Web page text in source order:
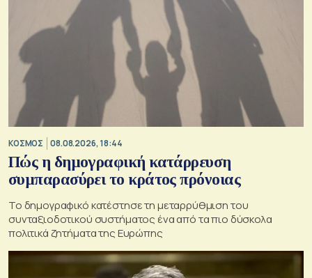
ΚΟΣΜΟΣ 08.08.2026, 18:44
Πώς η δημογραφική κατάρρευση
συμπαρασύρει το κράτος πρόνοιας
Το δημογραφικό κατέστησε τη μεταρρύθμιση του
συνταξιοδοτικού συστήματος ένα από τα πιο δύσκολα
πολιτικά ζητήματα της Ευρώπης